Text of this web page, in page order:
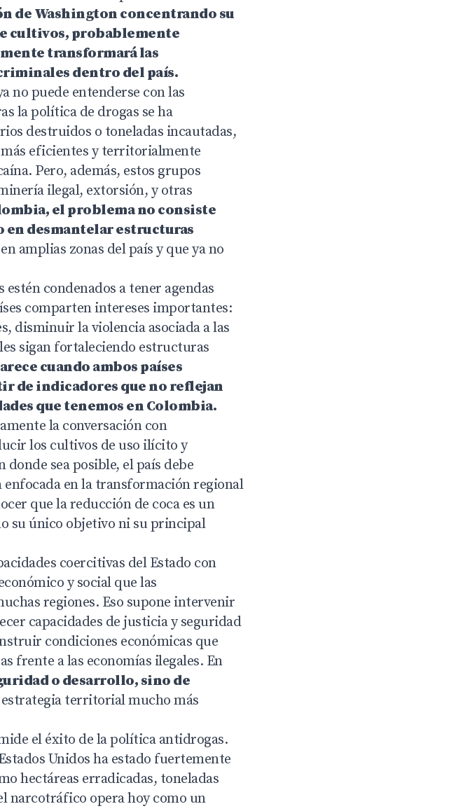
de Washington concentrando su
cultivos, probablemente
transformará las
dentro del país.
no puede entenderse con las
la política de drogas se ha
destruidos o toneladas incautadas,
eficientes y territorialmente
Pero, además, estos grupos
ilegal, extorsión, y otras
el problema no consiste
en desmantelar estructuras
amplias zonas del país y que ya no
condenados a tener agendas
comparten intereses importantes:
disminuir la violencia asociada a las
sigan fortaleciendo estructuras
cuando ambos países
de indicadores que no reflejan
que tenemos en Colombia.
la conversación con
los cultivos de uso ilícito y
sea posible, el país debe
en la transformación regional
que la reducción de coca es un
su único objetivo ni su principal
coercitivas del Estado con
y social que las
regiones. Eso supone intervenir
capacidades de justicia y seguridad
condiciones económicas que
frente a las economías ilegales. En
o desarrollo, sino de
territorial mucho más
el éxito de la política antidrogas.
Unidos ha estado fuertemente
hectáreas erradicadas, toneladas
narcotráfico opera hoy como un